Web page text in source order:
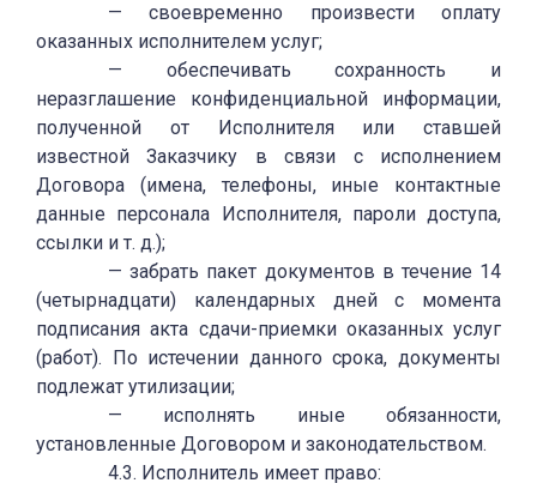
— своевременно произвести оплату
оказанных исполнителем услуг;
— обеспечивать сохранность и
неразглашение конфиденциальной информации,
полученной от Исполнителя или ставшей
известной Заказчику в связи с исполнением
Договора (имена, телефоны, иные контактные
данные персонала Исполнителя, пароли доступа,
ссылки и т. д.);
— забрать пакет документов в течение 14
(четырнадцати) календарных дней с момента
подписания акта сдачи-приемки оказанных услуг
(работ). По истечении данного срока, документы
подлежат утилизации;
— исполнять иные обязанности,
установленные Договором и законодательством.
4.3. Исполнитель имеет право: